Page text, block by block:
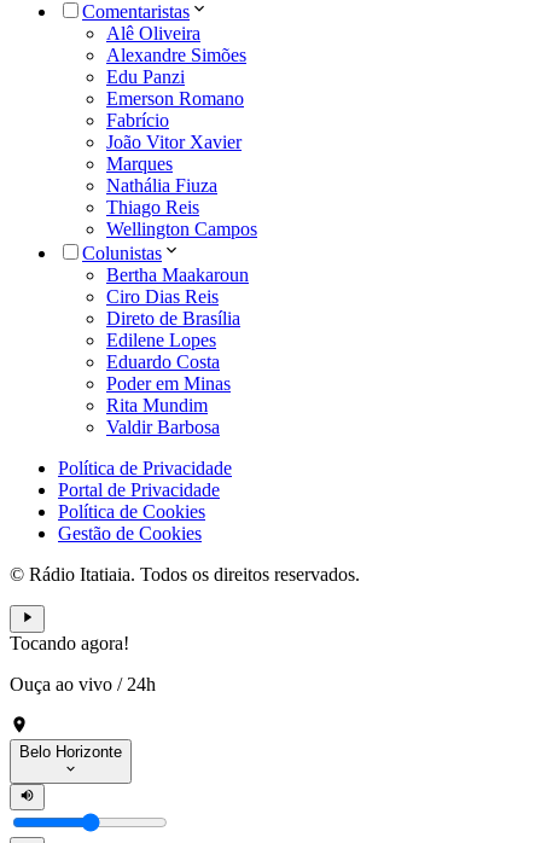
Comentaristas
Alê Oliveira
Alexandre Simões
Edu Panzi
Emerson Romano
Fabrício
João Vitor Xavier
Marques
Nathália Fiuza
Thiago Reis
Wellington Campos
Colunistas
Bertha Maakaroun
Ciro Dias Reis
Direto de Brasília
Edilene Lopes
Eduardo Costa
Poder em Minas
Rita Mundim
Valdir Barbosa
Política de Privacidade
Portal de Privacidade
Política de Cookies
Gestão de Cookies
© Rádio Itatiaia. Todos os direitos reservados.
Tocando agora!
Ouça ao vivo / 24h
Belo Horizonte